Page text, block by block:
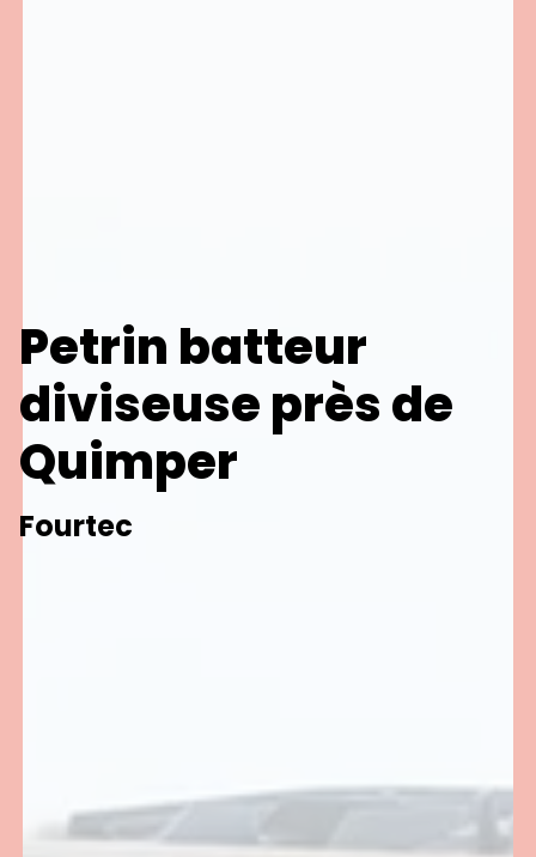
Petrin batteur
diviseuse près de
Quimper
Fourtec